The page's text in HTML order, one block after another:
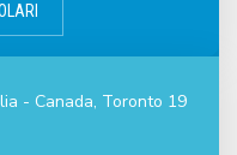
- Canada, Toronto 19